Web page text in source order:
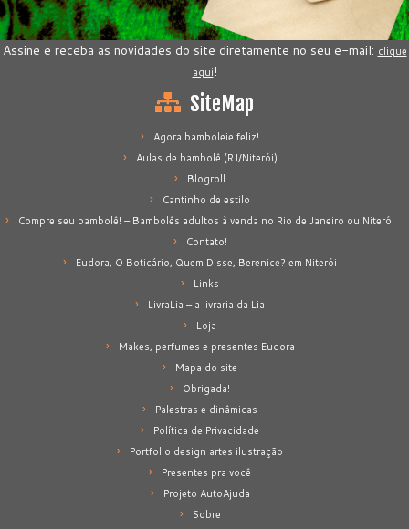
Assine e receba as novidades do site diretamente no seu e-mail: clique
aqui!
SiteMap
Agora bamboleie feliz!
Aulas de bambolê (RJ/Niterói)
Blogroll
Cantinho de estilo
Compre seu bambolê! – Bambolês adultos à venda no Rio de Janeiro ou Niterói
Contato!
Eudora, O Boticário, Quem Disse, Berenice? em Niterói
Links
LivraLia – a livraria da Lia
Loja
Makes, perfumes e presentes Eudora
Mapa do site
Obrigada!
Palestras e dinâmicas
Política de Privacidade
Portfolio design artes ilustração
Presentes pra você
Projeto AutoAjuda
Sobre